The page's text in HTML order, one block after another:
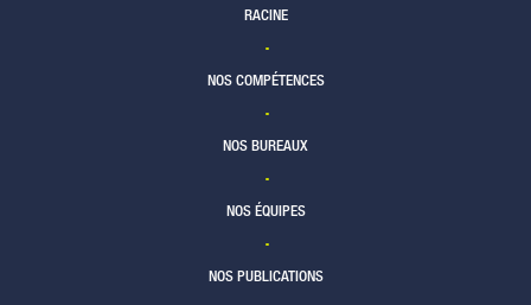
RACINE
NOS COMPÉTENCES
NOS BUREAUX
NOS ÉQUIPES
NOS PUBLICATIONS